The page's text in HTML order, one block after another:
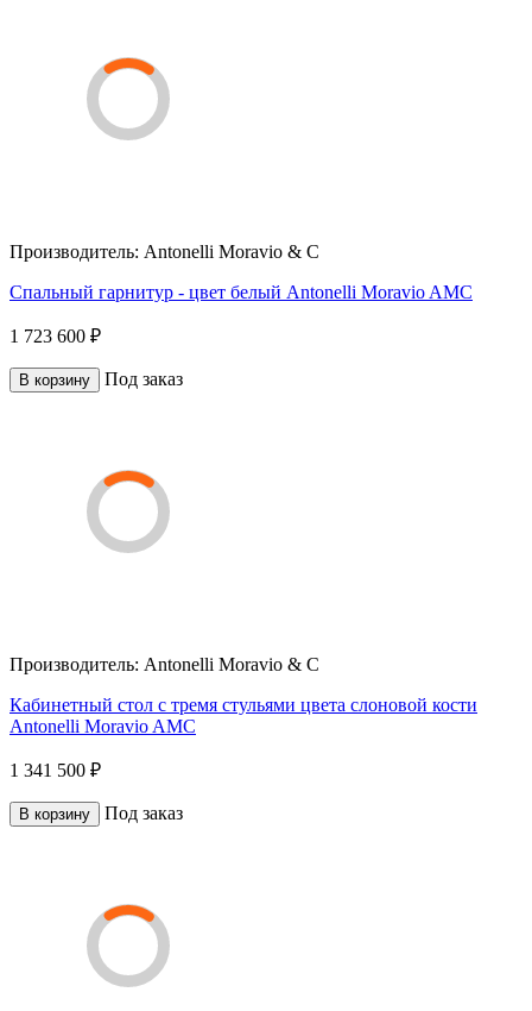
Производитель: Antonelli Moravio & C
Спальный гарнитур - цвет белый Antonelli Moravio AMC
1 723 600 ₽
В корзину Под заказ
Производитель: Antonelli Moravio & C
Кабинетный стол с тремя стульями цвета слоновой кости
Antonelli Moravio AMC
1 341 500 ₽
В корзину Под заказ